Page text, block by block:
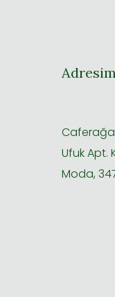
Caferağa
Ufuk Apt.
Moda,